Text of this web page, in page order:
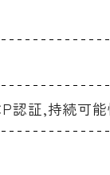
認証,持続可